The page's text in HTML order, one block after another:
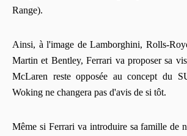
Range).
Ainsi, à l'image de Lamborghini, Rolls-
Martin et Bentley, Ferrari va proposer sa
McLaren reste opposée au concept du
Woking ne changera pas d'avis de si tôt.
Même si Ferrari va introduire sa famille de